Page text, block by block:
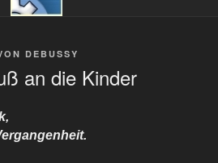
DEBUSSY
an die Kinder